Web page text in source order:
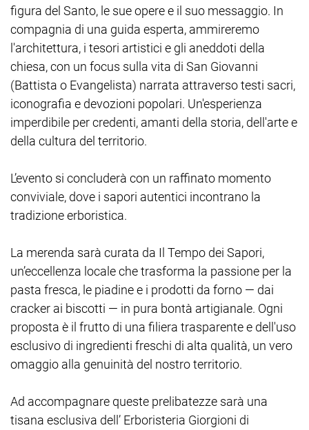
figura del Santo, le sue opere e il suo messaggio. In
compagnia di una guida esperta, ammireremo
l'architettura, i tesori artistici e gli aneddoti della
chiesa, con un focus sulla vita di San Giovanni
(Battista o Evangelista) narrata attraverso testi sacri,
iconografia e devozioni popolari. Un'esperienza
imperdibile per credenti, amanti della storia, dell'arte e
della cultura del territorio.
L’evento si concluderà con un raffinato momento
conviviale, dove i sapori autentici incontrano la
tradizione erboristica.
La merenda sarà curata da Il Tempo dei Sapori,
un’eccellenza locale che trasforma la passione per la
pasta fresca, le piadine e i prodotti da forno — dai
cracker ai biscotti — in pura bontà artigianale. Ogni
proposta è il frutto di una filiera trasparente e dell'uso
esclusivo di ingredienti freschi di alta qualità, un vero
omaggio alla genuinità del nostro territorio.
Ad accompagnare queste prelibatezze sarà una
tisana esclusiva dell’ Erboristeria Giorgioni di